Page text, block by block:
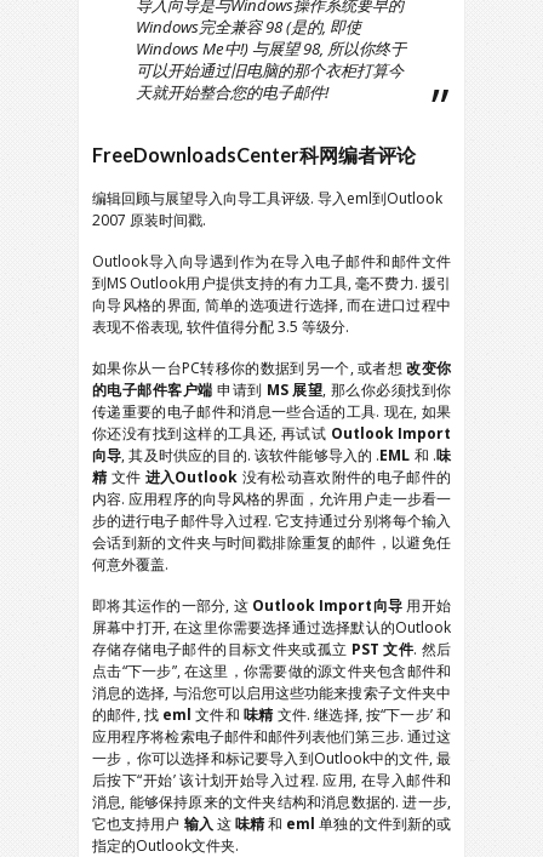
导入向导是与Windows操作系统要早的
Windows完全兼容 98 (是的, 即使
Windows Me中!) 与展望 98, 所以你终于
可以开始通过旧电脑的那个衣柜打算今
天就开始整合您的电子邮件!
FreeDownloadsCenter科网编者评论
编辑回顾与展望导入向导工具评级. 导入eml到Outlook
2007 原装时间戳.
Outlook导入向导遇到作为在导入电子邮件和邮件文件
到MS Outlook用户提供支持的有力工具, 毫不费力. 援引
向导风格的界面, 简单的选项进行选择, 而在进口过程中
表现不俗表现, 软件值得分配 3.5 等级分.
如果你从一台PC转移你的数据到另一个, 或者想改变你
的电子邮件客户端 申请到 MS 展望, 那么你必须找到你
传递重要的电子邮件和消息一些合适的工具. 现在, 如果
你还没有找到这样的工具还, 再试试 Outlook Import
向导, 其及时供应的目的. 该软件能够导入的 .EML 和 .味
精文件 进入Outlook 没有松动喜欢附件的电子邮件的
内容. 应用程序的向导风格的界面，允许用户走一步看一
步的进行电子邮件导入过程. 它支持通过分别将每个输入
会话到新的文件夹与时间戳排除重复的邮件，以避免任
何意外覆盖.
即将其运作的一部分, 这 Outlook Import向导 用开始
屏幕中打开, 在这里你需要选择通过选择默认的Outlook
存储存储电子邮件的目标文件夹或孤立 PST 文件. 然后
点击“下一步”, 在这里，你需要做的源文件夹包含邮件和
消息的选择, 与沿您可以启用这些功能来搜索子文件夹中
的邮件, 找 eml 文件和味精文件. 继选择, 按“下一步’ 和
应用程序将检索电子邮件和邮件列表他们第三步. 通过这
一步，你可以选择和标记要导入到Outlook中的文件, 最
后按下“开始’ 该计划开始导入过程. 应用, 在导入邮件和
消息, 能够保持原来的文件夹结构和消息数据的. 进一步,
它也支持用户 输入 这味精和 eml 单独的文件到新的或
指定的Outlook文件夹.